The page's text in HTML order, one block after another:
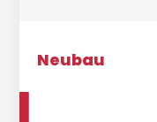
Neubau